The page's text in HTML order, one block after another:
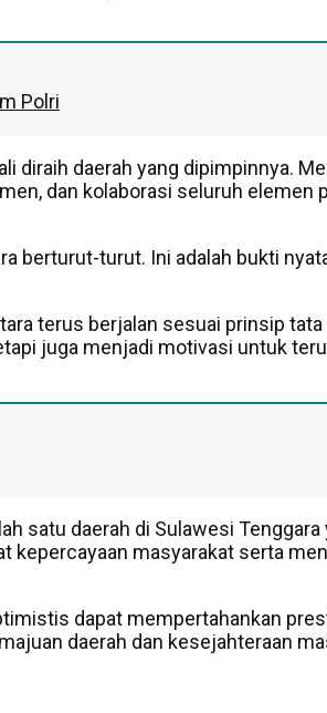
Polri
diraih daerah yang dipimpinnya.
dan kolaborasi seluruh elemen
berturut-turut. Ini adalah bukti
terus berjalan sesuai prinsip
juga menjadi motivasi untuk
satu daerah di Sulawesi
kepercayaan masyarakat serta
dapat mempertahankan
daerah dan kesejahteraan